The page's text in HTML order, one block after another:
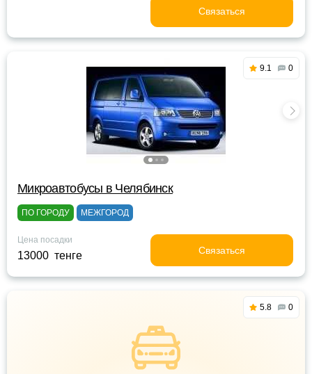
Связаться
9.1 0
Микроавтобусы в Челябинск
ПО ГОРОДУ МЕЖГОРОД
Цена посадки
13000 тенге Связаться
5.8 0